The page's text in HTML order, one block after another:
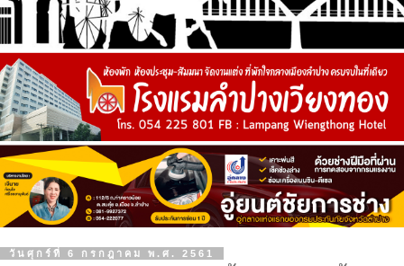
วันศุกร์ที่ 6 กรกฎาคม พ.ศ. 2561